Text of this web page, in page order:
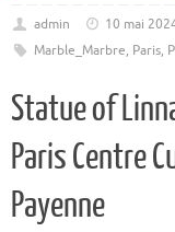
admin 10 mai
Marble_Marbre, Paris,
Statue of
Paris Centre
Payenne